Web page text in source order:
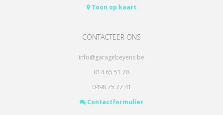
Toon op kaart
CONTACTEER ONS
info@garagebeyens.be
014 65 51 78
0498 75 77 41
Contactformulier